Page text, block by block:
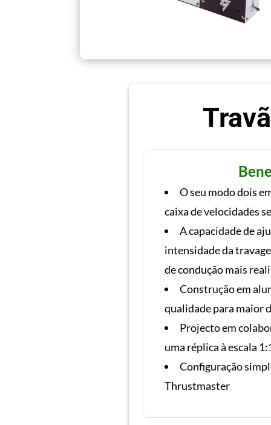
O seu modo dois
caixa de velocidades
A capacidade de
intensidade da
de condução mais
Construção em
qualidade para maior
Projecto em
uma réplica à escala
Configuração
Thrustmaster